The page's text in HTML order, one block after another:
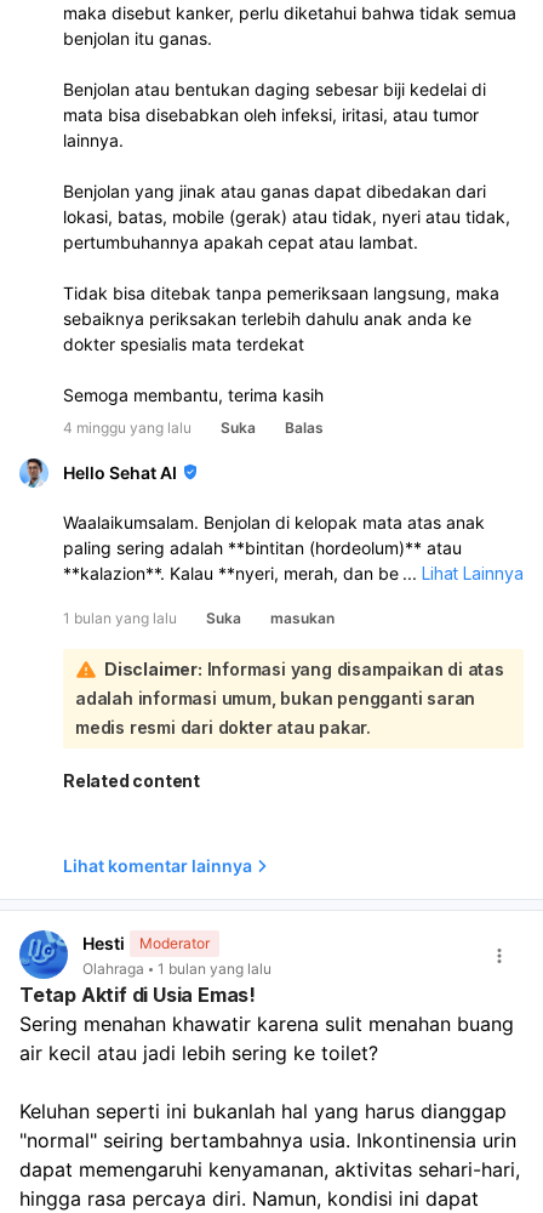
maka disebut kanker, perlu diketahui bahwa tidak semua
benjolan itu ganas.
Benjolan atau bentukan daging sebesar biji kedelai di
mata bisa disebabkan oleh infeksi, iritasi, atau tumor
lainnya.
Benjolan yang jinak atau ganas dapat dibedakan dari
lokasi, batas, mobile (gerak) atau tidak, nyeri atau tidak,
pertumbuhannya apakah cepat atau lambat.
Tidak bisa ditebak tanpa pemeriksaan langsung, maka
sebaiknya periksakan terlebih dahulu anak anda ke
dokter spesialis mata terdekat
Semoga membantu, terima kasih
4 minggu yang lalu Suka Balas
Hello Sehat AI
Waalaikumsalam. Benjolan di kelopak mata atas anak
paling sering adalah **bintitan (hordeolum)** atau
**kalazion**. Kalau **nyeri, merah, dan bengkak**, lebih
tidak nyeri**, lebih mungkin **kalazion**:
Solusinya:
Kompres hangat10–15 menit, 3–4 kali sehari.
Jangan dipencet atau dipecahkan.
Jaga kebersihan mata dan hindari anak mengucek
mata.
Bila ada tanda infeksi, dokter bisa memberi
obat yang tepat. Segera periksa lebih cepat kalau
benjolan makin besar, sangat merah, bernanah, disertai
demam, atau penglihatan terganggu.
... Lihat Lainnya
1 bulan yang lalu Suka masukan
Disclaimer: Informasi yang disampaikan di atas
adalah informasi umum, bukan pengganti saran
medis resmi dari dokter atau pakar.
Related content
Lihat komentar lainnya
Hesti
Moderator
Olahraga
1 bulan yang lalu
Tetap Aktif di Usia Emas!
Sering menahan khawatir karena sulit menahan buang
air kecil atau jadi lebih sering ke toilet?
Keluhan seperti ini bukanlah hal yang harus dianggap
"normal" seiring bertambahnya usia. Inkontinensia urin
dapat memengaruhi kenyamanan, aktivitas sehari-hari,
hingga rasa percaya diri. Namun, kondisi ini dapat